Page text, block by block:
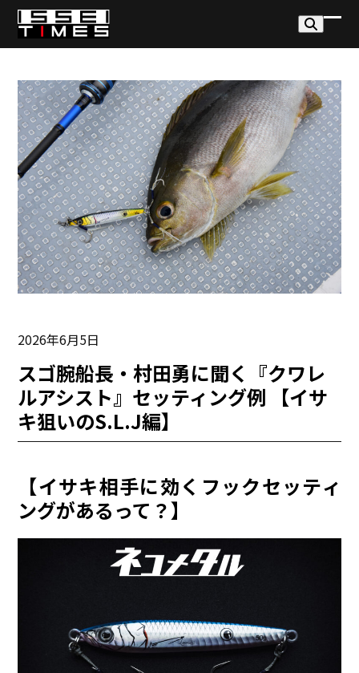
Skip
content
モ
イ
ル
メ
ニ
ュ
ー
を
開
く
モ
イ
ル
メ
ニ
ュ
ー
を
閉
じ
2026年6月5日
スゴ腕船長・村田勇に聞く『クワレ
ルアシスト』セッティング例 【イサ
キ狙いのS.L.J編】
【イサキ相手に効くフックセッティ
ングがあるって？】